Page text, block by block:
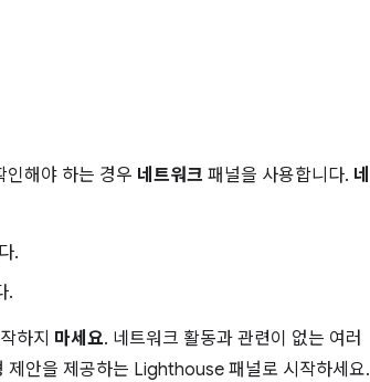
인해야 하는 경우 네트워크 패널을 사용합니다. 네
.
.
하지 마세요. 네트워크 활동과 관련이 없는 여러
제안을 제공하는 Lighthouse 패널로 시작하세요.